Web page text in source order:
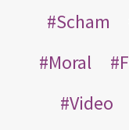
Scham
Moral
Video